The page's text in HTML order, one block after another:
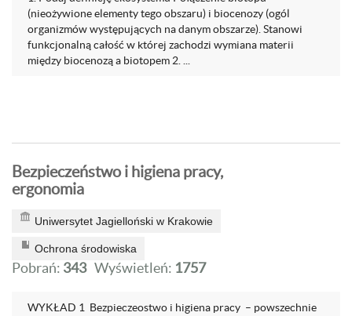
(nieożywione elementy tego obszaru) i biocenozy (ogól
organizmów występujących na danym obszarze). Stanowi
funkcjonalną całość w której zachodzi wymiana materii
między biocenozą a biotopem 2. ...
Bezpieczeństwo i higiena pracy,
ergonomia
Uniwersytet Jagielloński w Krakowie
Ochrona środowiska
Pobrań: 343 Wyświetleń: 1757
WYKŁAD 1 Bezpieczeostwo i higiena pracy – powszechnie